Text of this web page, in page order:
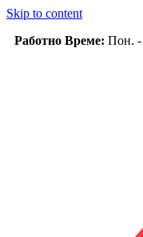
Skip to content
Работно Време: Пон. -